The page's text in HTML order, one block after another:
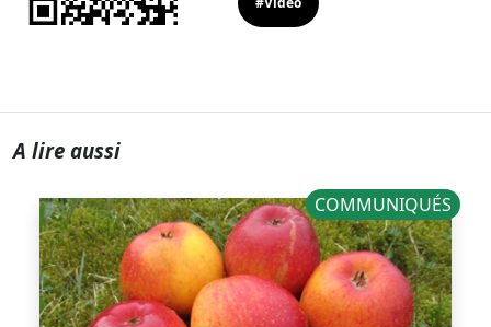
A lire aussi
COMMUNIQUÉS